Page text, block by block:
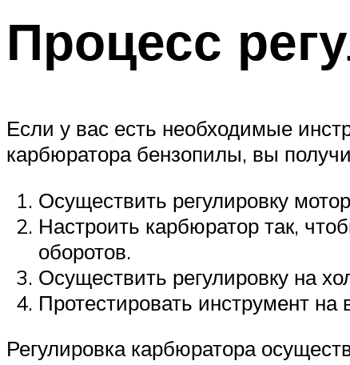
Процесс
Если у вас есть необходимые
карбюратора бензопилы, вы
Осуществить регулировку
Настроить карбюратор так,
оборотов.
Осуществить регулировку на
Протестировать инструмент
Регулировка карбюратора